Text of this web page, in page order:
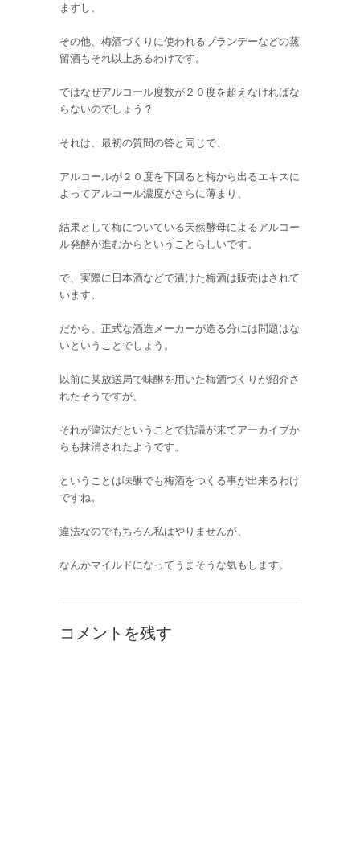
ますし、
その他、梅酒づくりに使われるブランデーなどの蒸
留酒もそれ以上あるわけです。
ではなぜアルコール度数が２０度を超えなければな
らないのでしょう？
それは、最初の質問の答と同じで、
アルコールが２０度を下回ると梅から出るエキスに
よってアルコール濃度がさらに薄まり、
結果として梅についている天然酵母によるアルコー
ル発酵が進むからということらしいです。
で、実際に日本酒などで漬けた梅酒は販売はされて
います。
だから、正式な酒造メーカーが造る分には問題はな
いということでしょう。
以前に某放送局で味醂を用いた梅酒づくりが紹介さ
れたそうですが、
それが違法だということで抗議が来てアーカイブか
らも抹消されたようです。
ということは味醂でも梅酒をつくる事が出来るわけ
ですね。
違法なのでもちろん私はやりませんが、
なんかマイルドになってうまそうな気もします。
コメントを残す